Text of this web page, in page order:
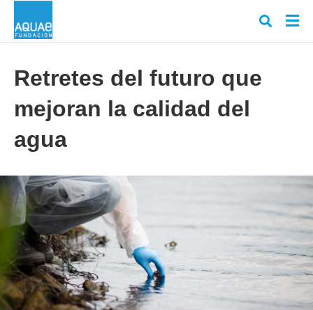
Retretes del futuro que
mejoran la calidad del
agua